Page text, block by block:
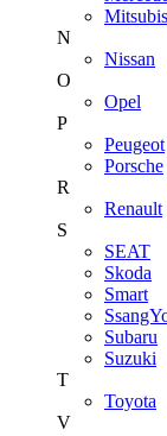
N
Nissan
O
Opel
P
Peugeot
Porsche
R
Renault
S
SEAT
Skoda
Smart
Subaru
Suzuki
T
Toyota
V